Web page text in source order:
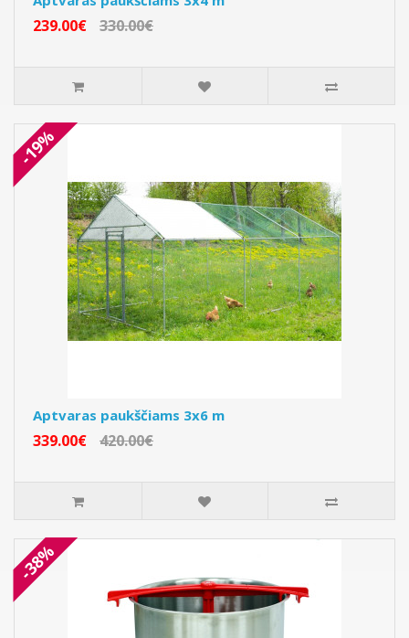
239.00€ 330.00€
-19%
Aptvaras paukščiams 3x6 m
339.00€ 420.00€
-38%